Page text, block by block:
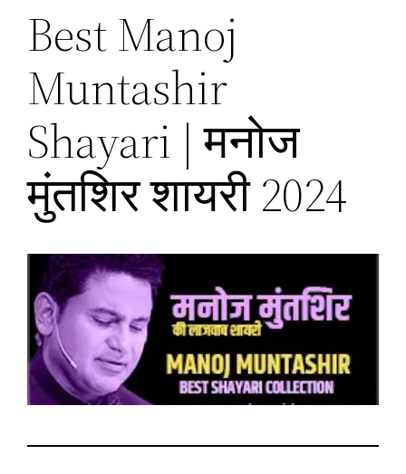
Best Manoj
Muntashir
Shayari | मनोज
मुंतशिर शायरी 2024